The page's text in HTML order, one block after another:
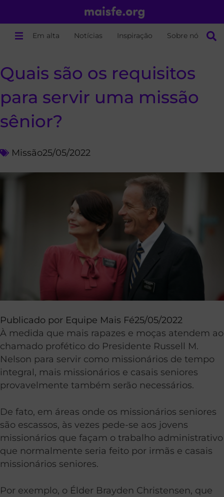
Em alta Notícias Inspiração Sobre nós
Quais são os requisitos
para servir uma missão
sênior?
Missão25/05/2022
Publicado por Equipe Mais Fé25/05/2022
À medida que mais rapazes e moças atendem ao
chamado profético do Presidente Russell M.
Nelson para servir como missionários de tempo
integral, mais missionários e casais seniores
provavelmente também serão necessários.
De fato, em áreas onde os missionários seniores
são escassos, às vezes pede-se aos jovens
missionários que façam o trabalho administrativo
que normalmente seria feito por irmãs e casais
missionários seniores.
Por exemplo, o Élder Brayden Christensen, que